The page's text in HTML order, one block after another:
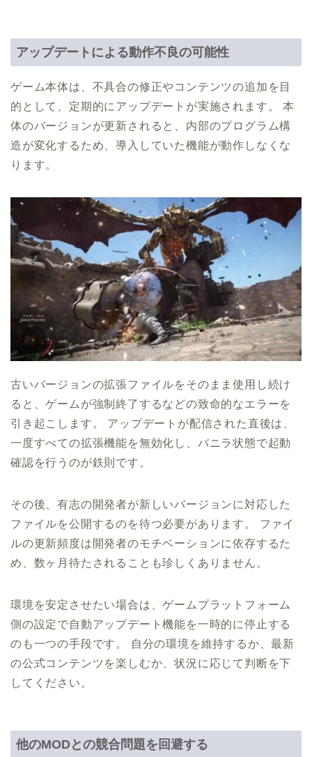
アップデートによる動作不良の可能性
ゲーム本体は、不具合の修正やコンテンツの追加を目
的として、定期的にアップデートが実施されます。 本
体のバージョンが更新されると、内部のプログラム構
造が変化するため、導入していた機能が動作しなくな
ります。
古いバージョンの拡張ファイルをそのまま使用し続け
ると、ゲームが強制終了するなどの致命的なエラーを
引き起こします。 アップデートが配信された直後は、
一度すべての拡張機能を無効化し、バニラ状態で起動
確認を行うのが鉄則です。
その後、有志の開発者が新しいバージョンに対応した
ファイルを公開するのを待つ必要があります。 ファイ
ルの更新頻度は開発者のモチベーションに依存するた
め、数ヶ月待たされることも珍しくありません。
環境を安定させたい場合は、ゲームプラットフォーム
側の設定で自動アップデート機能を一時的に停止する
のも一つの手段です。 自分の環境を維持するか、最新
の公式コンテンツを楽しむか、状況に応じて判断を下
してください。
他のMODとの競合問題を回避する